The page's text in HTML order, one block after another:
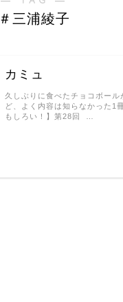
＃三浦綾子
カミュ
久しぶりに食べたチョコボー
ど、よく内容は知らなかった1
もしろい！】第28回 …